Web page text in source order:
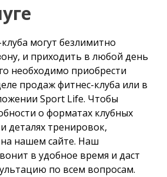
могут безлимитно
и приходить в любой день
необходимо приобрести
продаж фитнес-клуба или в
Sport Life. Чтобы
о форматах клубных
деталях тренировок,
на нашем сайте. Наш
в удобное время и даст
по всем вопросам.